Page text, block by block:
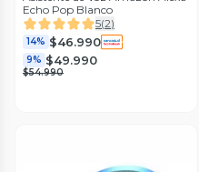
Echo Pop Blanco
5(2)
14% $46.990
9% $49.990
$54.990